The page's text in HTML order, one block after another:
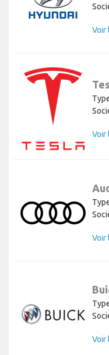
Voir
Voir
Voir
Voir